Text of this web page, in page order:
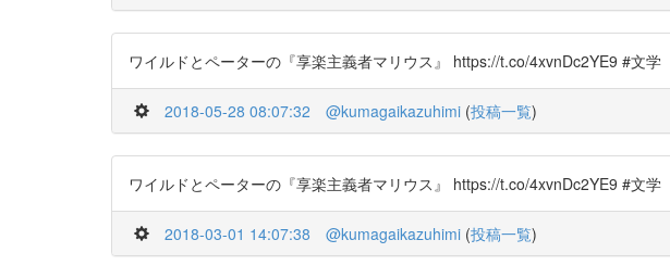
ワイルドとペーターの『享楽主義者マリウス』 https://t.co/4xvnDc2YE9 #文学
2018-05-28 08:07:32 @kumagaikazuhimi (投稿一覧)
ワイルドとペーターの『享楽主義者マリウス』 https://t.co/4xvnDc2YE9 #文学
2018-03-01 14:07:38 @kumagaikazuhimi (投稿一覧)